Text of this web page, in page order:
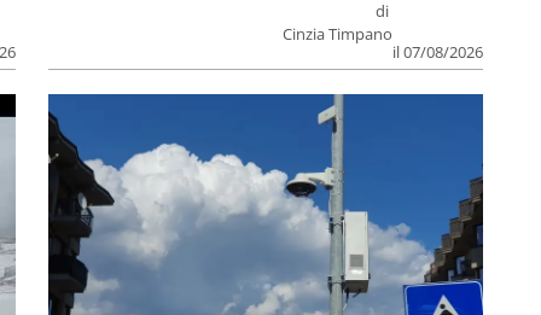
di
Cinzia Timpano
il 07/08/2026